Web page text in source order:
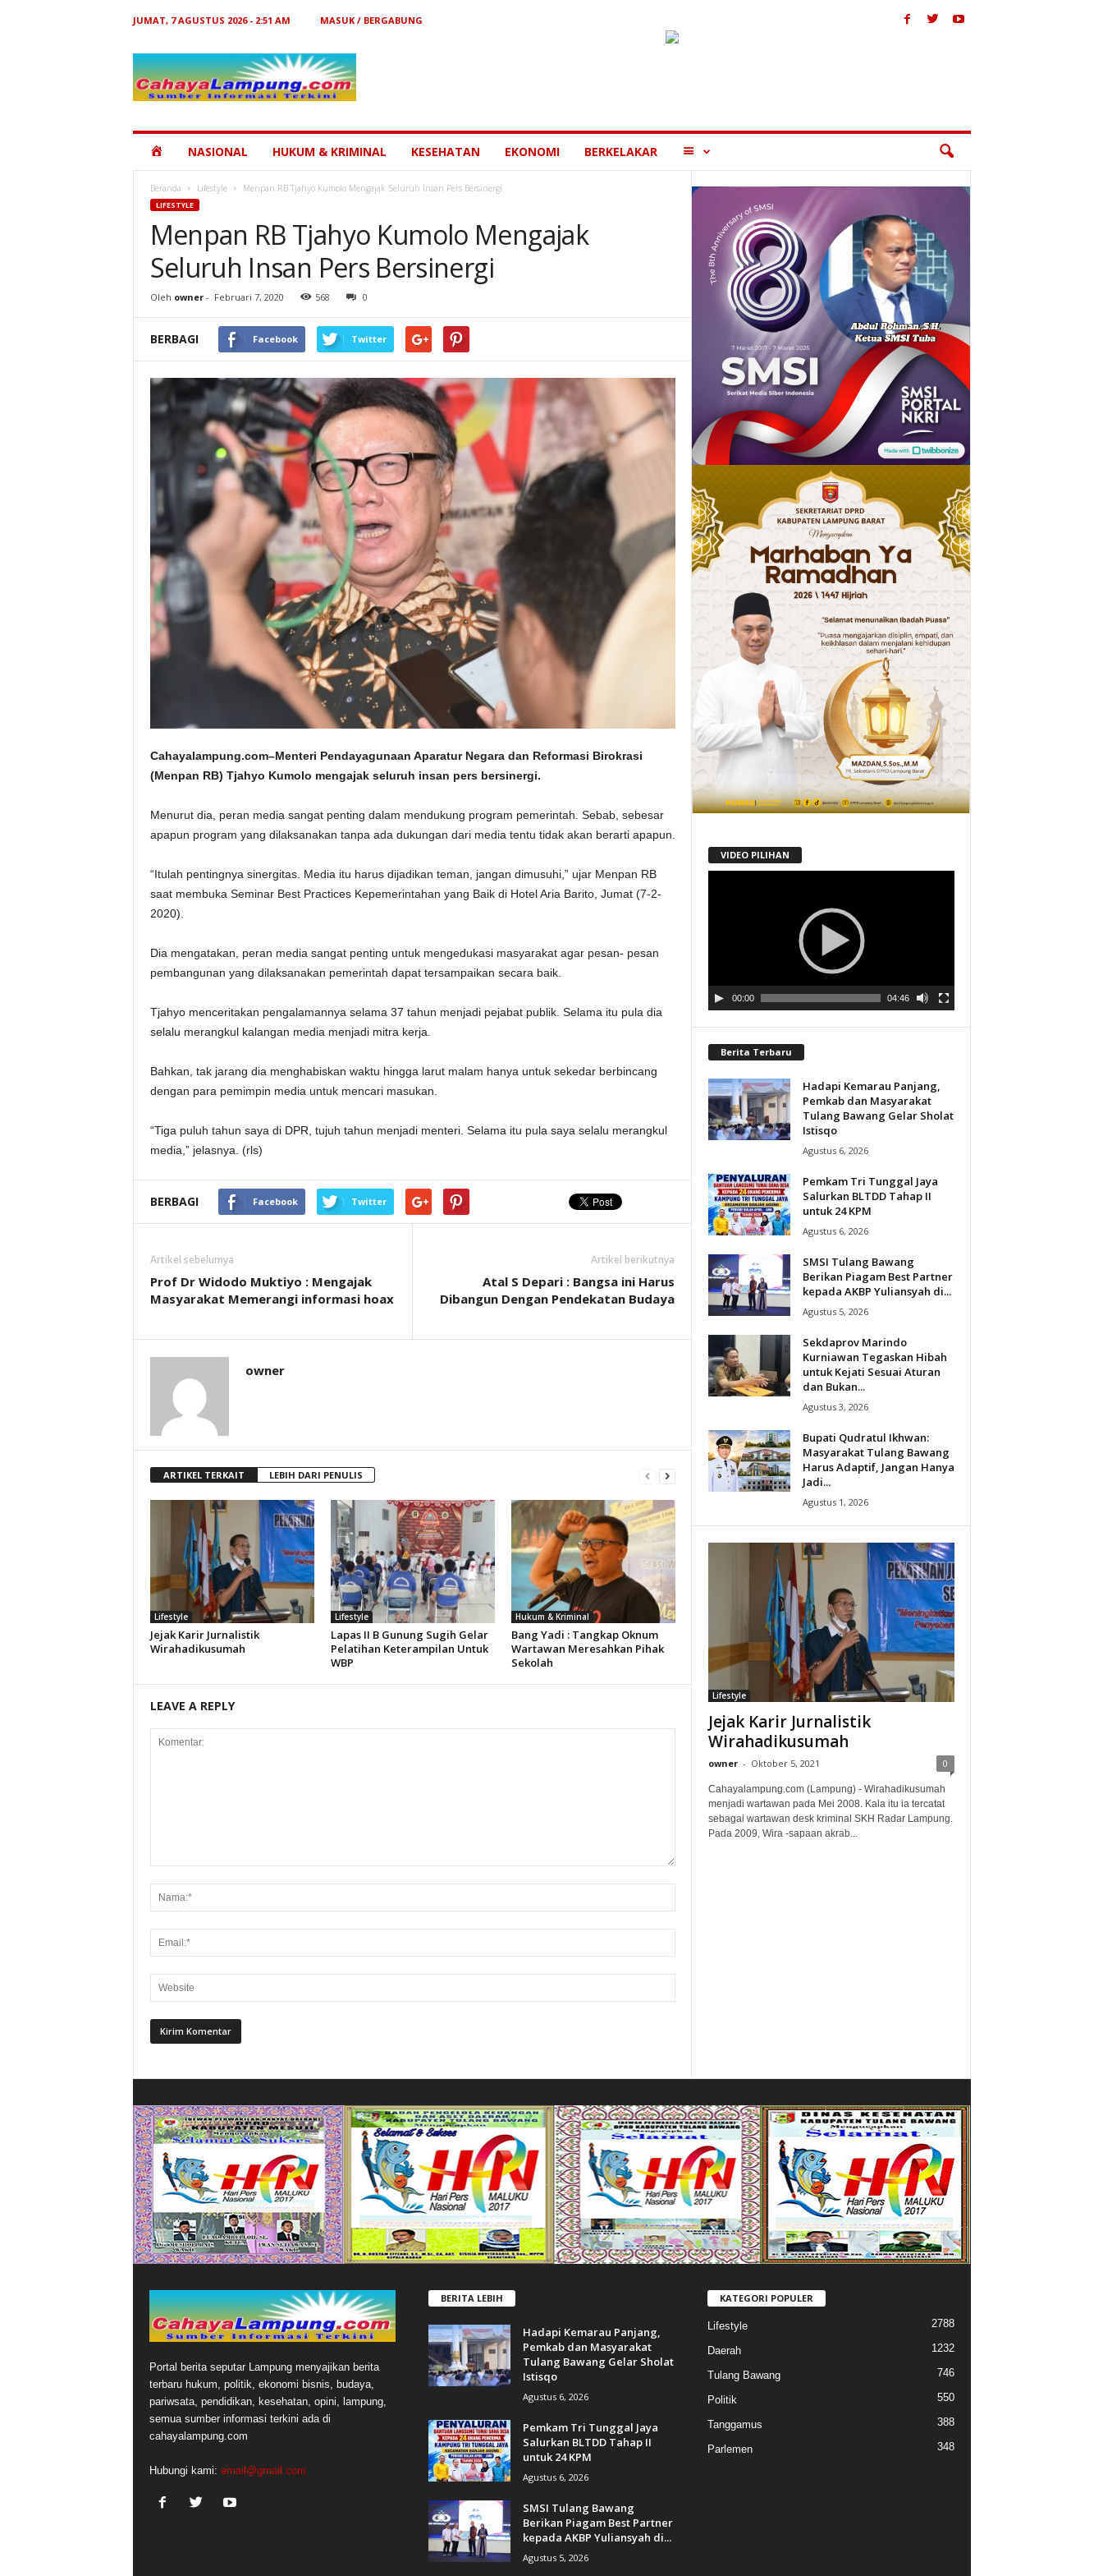
JUMAT, 7 AGUSTUS 2026 - 2:51 AM
MASUK / BERGABUNG
Lampung
HOMENASIONAL HUKUM & KRIMINAL KESEHATAN EKONOMI BERKELAKAR MORE
Beranda Lifestyle Menpan RB Tjahyo Kumolo Mengajak Seluruh Insan Pers Bersinergi
LIFESTYLE
Menpan RB Tjahyo Kumolo Mengajak
Seluruh Insan Pers Bersinergi
Oleh owner- Februari 7, 2020 568 0
BERBAGI Facebook Twitter
Cahayalampung.com–Menteri Pendayagunaan Aparatur Negara dan Reformasi Birokrasi
(Menpan RB) Tjahyo Kumolo mengajak seluruh insan pers bersinergi.
Menurut dia, peran media sangat penting dalam mendukung program pemerintah. Sebab, sebesar
apapun program yang dilaksanakan tanpa ada dukungan dari media tentu tidak akan berarti apapun.
“Itulah pentingnya sinergitas. Media itu harus dijadikan teman, jangan dimusuhi,” ujar Menpan RB
saat membuka Seminar Best Practices Kepemerintahan yang Baik di Hotel Aria Barito, Jumat (7-2-
2020).
Dia mengatakan, peran media sangat penting untuk mengedukasi masyarakat agar pesan- pesan
pembangunan yang dilaksanakan pemerintah dapat tersampaikan secara baik.
Tjahyo menceritakan pengalamannya selama 37 tahun menjadi pejabat publik. Selama itu pula dia
selalu merangkul kalangan media menjadi mitra kerja.
Bahkan, tak jarang dia menghabiskan waktu hingga larut malam hanya untuk sekedar berbincang
dengan para pemimpin media untuk mencari masukan.
“Tiga puluh tahun saya di DPR, tujuh tahun menjadi menteri. Selama itu pula saya selalu merangkul
media,” jelasnya. (rls)
BERBAGI Facebook Twitter
Artikel sebelumya
Prof Dr Widodo Muktiyo : Mengajak
Masyarakat Memerangi informasi hoax
Artikel berikutnya
Atal S Depari : Bangsa ini Harus
Dibangun Dengan Pendekatan Budaya
owner
ARTIKEL TERKAIT LEBIH DARI PENULIS
Lifestyle
Jejak Karir Jurnalistik
Wirahadikusumah
Lifestyle
Lapas II B Gunung Sugih Gelar
Pelatihan Keterampilan Untuk
WBP
Hukum & Kriminal
Bang Yadi : Tangkap Oknum
Wartawan Meresahkan Pihak
Sekolah
LEAVE A REPLY
VIDEO PILIHAN
00:00 04:46
Berita Terbaru
Hadapi Kemarau Panjang,
Pemkab dan Masyarakat
Tulang Bawang Gelar Sholat
Istisqo
Agustus 6, 2026
Pemkam Tri Tunggal Jaya
Salurkan BLTDD Tahap II
untuk 24 KPM
Agustus 6, 2026
SMSI Tulang Bawang
Berikan Piagam Best Partner
kepada AKBP Yuliansyah di...
Agustus 5, 2026
Sekdaprov Marindo
Kurniawan Tegaskan Hibah
untuk Kejati Sesuai Aturan
dan Bukan...
Agustus 3, 2026
Bupati Qudratul Ikhwan:
Masyarakat Tulang Bawang
Harus Adaptif, Jangan Hanya
Jadi...
Agustus 1, 2026
Lifestyle
Jejak Karir Jurnalistik
Wirahadikusumah
owner - Oktober 5, 2021 0
Cahayalampung.com (Lampung) - Wirahadikusumah
menjadi wartawan pada Mei 2008. Kala itu ia tercatat
sebagai wartawan desk kriminal SKH Radar Lampung.
Pada 2009, Wira -sapaan akrab...
Portal berita seputar Lampung menyajikan berita
terbaru hukum, politik, ekonomi bisnis, budaya,
pariwsata, pendidikan, kesehatan, opini, lampung,
semua sumber informasi terkini ada di
cahayalampung.com
Hubungi kami: email@gmail.com
BERITA LEBIH
Hadapi Kemarau Panjang,
Pemkab dan Masyarakat
Tulang Bawang Gelar Sholat
Istisqo
Agustus 6, 2026
Pemkam Tri Tunggal Jaya
Salurkan BLTDD Tahap II
untuk 24 KPM
Agustus 6, 2026
SMSI Tulang Bawang
Berikan Piagam Best Partner
kepada AKBP Yuliansyah di...
Agustus 5, 2026
KATEGORI POPULER
Lifestyle 2788
Daerah 1232
Tulang Bawang 746
Politik 550
Tanggamus 388
Parlemen 348